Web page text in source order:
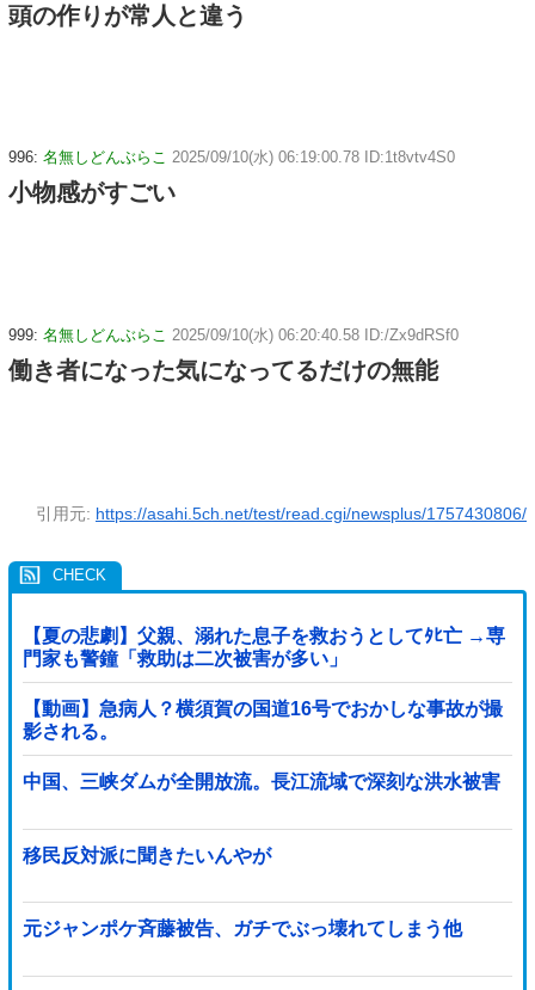
頭の作りが常人と違う
996: 名無しどんぶらこ 2025/09/10(水) 06:19:00.78 ID:1t8vtv4S0
小物感がすごい
999: 名無しどんぶらこ 2025/09/10(水) 06:20:40.58 ID:/Zx9dRSf0
働き者になった気になってるだけの無能
引用元: https://asahi.5ch.net/test/read.cgi/newsplus/1757430806/
【夏の悲劇】父親、溺れた息子を救おうとしてﾀﾋ亡 →専
門家も警鐘「救助は二次被害が多い」
【動画】急病人？横須賀の国道16号でおかしな事故が撮
影される。
中国、三峡ダムが全開放流。長江流域で深刻な洪水被害
移民反対派に聞きたいんやが
元ジャンポケ斉藤被告、ガチでぶっ壊れてしまう他